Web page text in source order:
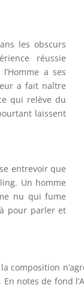
les obscurs
réussie
a ses
a fait naître
qui relève du
laissent
entrevoir que
Un homme
nu qui fume
pour parler et
composition
notes de fond l’